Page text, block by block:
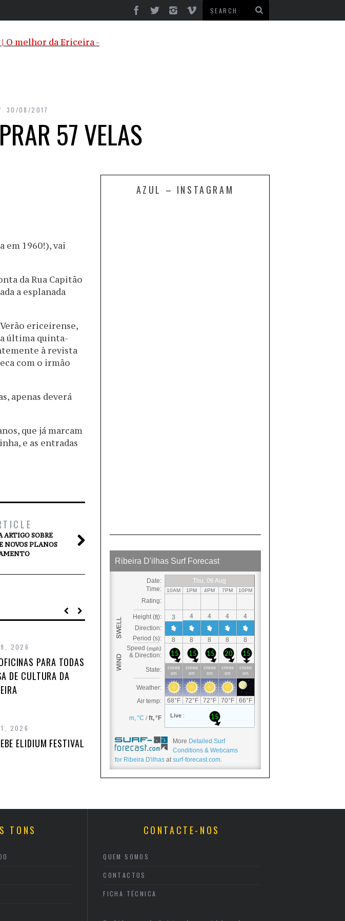
30/08/2017
57 VELAS
em 1960!), vai
da Rua Capitão
a esplanada
ericeirense,
última quinta-
à revista
com o irmão
apenas deverá
que já marcam
e as entradas
ARTIGO SOBRE
NOVOS PLANOS
2026
PARA TODAS
DE CULTURA DA
2026
ELIDIUM FESTIVAL
AZUL – INSTAGRAM
More Detailed Surf
Conditions & Webcams
for Ribeira D'ilhas at surf-forecast.com.
TONS CONTACTE-NOS
QUEM SOMOS
CONTACTOS
FICHA TÉCNICA